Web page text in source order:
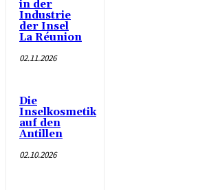
in der
Industrie
der Insel
La Réunion
02.11.2026
Die
Inselkosmetik
auf den
Antillen
02.10.2026